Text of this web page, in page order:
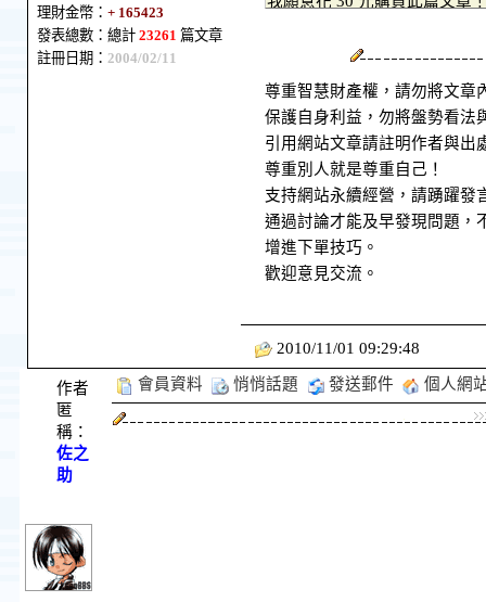
理財金幣： + 165423
發表總數：總計 23261 篇文章
註冊日期： 2004/02/11
尊重智慧財產權，請勿將文章
保護自身利益，勿將盤勢看法
引用網站文章請註明作者與出
尊重別人就是尊重自己！
支持網站永續經營，請踴躍發
通過討論才能及早發現問題，
增進下單技巧。
歡迎意見交流。
2010/11/01 09:29:48
作者
匿
稱：
佐之
助
會員資料 悄悄話題 發送郵件 個人網